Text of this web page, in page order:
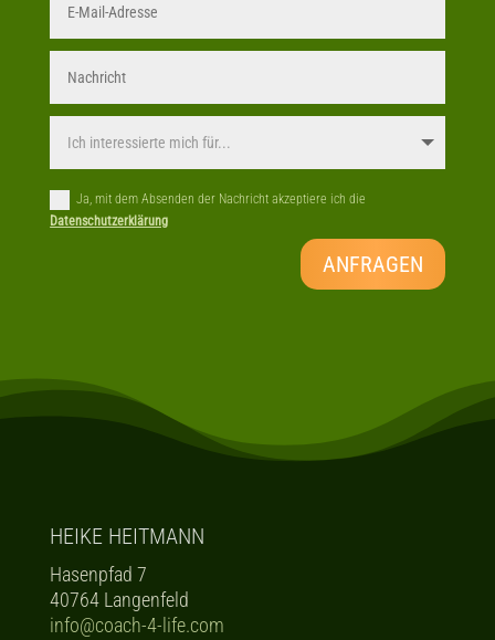
Ja, mit dem Absenden der Nachricht akzeptiere ich die
Datenschutzerklärung
ANFRAGEN
HEIKE HEITMANN
Hasenpfad 7
40764 Langenfeld
info@coach-4-life.com